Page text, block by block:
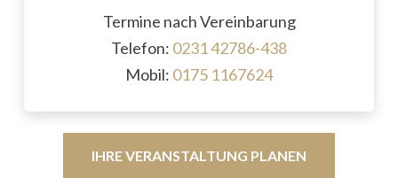
Termine nach Vereinbarung
Telefon: 0231 42786-438
Mobil: 0175 1167624
IHRE VERANSTALTUNG PLANEN